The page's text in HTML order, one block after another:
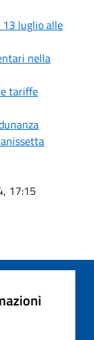
13 luglio alle
nella
tariffe
17:15